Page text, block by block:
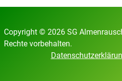
Copyright © 2026 SG
Rechte vorbehalten.